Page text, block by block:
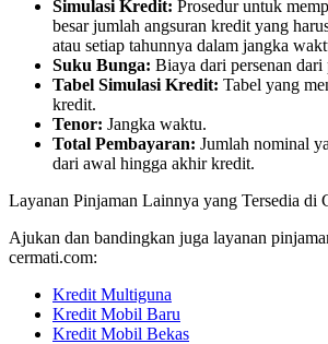
Simulasi Kredit: Prosedur untuk
besar jumlah angsuran kredit yang
atau setiap tahunnya dalam jangka
Suku Bunga: Biaya dari persenan
Tabel Simulasi Kredit: Tabel yang
kredit.
Tenor: Jangka waktu.
Total Pembayaran: Jumlah nominal
dari awal hingga akhir kredit.
Layanan Pinjaman Lainnya yang Tersedia di
Ajukan dan bandingkan juga layanan
cermati.com:
Kredit Multiguna
Kredit Mobil Baru
Kredit Mobil Bekas